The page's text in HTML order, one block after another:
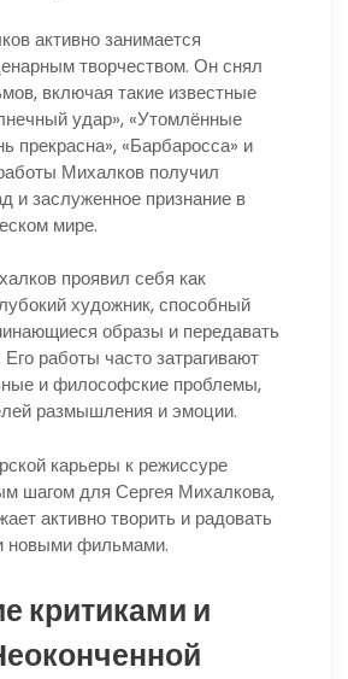
активно занимается
творчеством. Он снял
включая такие известные
удар», «Утомлённые
прекрасна», «Барбаросса» и
Михалков получил
и заслуженное признание в
мире.
проявил себя как
художник, способный
образы и передавать
работы часто затрагивают
и философские проблемы,
размышления и эмоции.
карьеры к режиссуре
шагом для Сергея Михалкова,
активно творить и радовать
новыми фильмами.
критиками и